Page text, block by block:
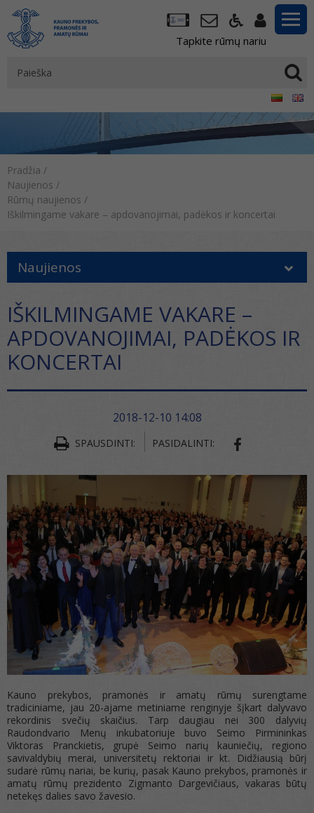
Tapkite rūmų nariu
Pradžia /
Naujienos /
Rūmų naujienos /
Iškilmingame vakare – apdovanojimai, padėkos ir koncertai
Naujienos
IŠKILMINGAME VAKARE –
APDOVANOJIMAI, PADĖKOS IR
KONCERTAI
2018-12-10 14:08
SPAUSDINTI: PASIDALINTI:
Kauno prekybos, pramonės ir amatų rūmų surengtame
tradiciniame, jau 20-ajame metiniame renginyje šįkart dalyvavo
rekordinis svečių skaičius. Tarp daugiau nei 300 dalyvių
Raudondvario Menų inkubatoriuje buvo Seimo Pirmininkas
Viktoras Pranckietis, grupė Seimo narių kauniečių, regiono
savivaldybių merai, universitetų rektoriai ir kt. Didžiausią būrį
sudarė rūmų nariai, be kurių, pasak Kauno prekybos, pramonės ir
amatų rūmų prezidento Zigmanto Dargevičiaus, vakaras būtų
netekęs dalies savo žavesio.